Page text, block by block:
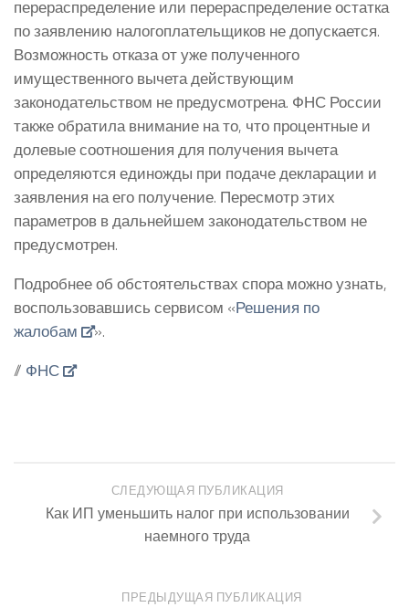
перераспределение или перераспределение остатка
по заявлению налогоплательщиков не допускается.
Возможность отказа от уже полученного
имущественного вычета действующим
законодательством не предусмотрена. ФНС России
также обратила внимание на то, что процентные и
долевые соотношения для получения вычета
определяются единожды при подаче декларации и
заявления на его получение. Пересмотр этих
параметров в дальнейшем законодательством не
предусмотрен.
Подробнее об обстоятельствах спора можно узнать,
воспользовавшись сервисом «Решения по
жалобам
».
// ФНС
СЛЕДУЮЩАЯ ПУБЛИКАЦИЯ
Как ИП уменьшить налог при использовании
наемного труда
ПРЕДЫДУЩАЯ ПУБЛИКАЦИЯ